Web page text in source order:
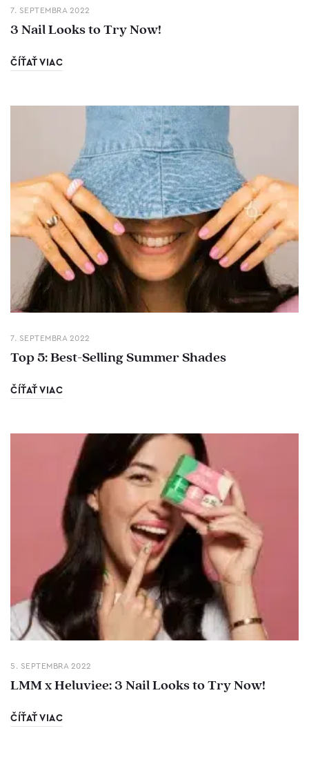
7. SEPTEMBRA 2022
3 Nail Looks to Try Now!
ČÍŤAŤ VIAC
7. SEPTEMBRA 2022
Top 5: Best-Selling Summer Shades
ČÍŤAŤ VIAC
5. SEPTEMBRA 2022
LMM x Heluviee: 3 Nail Looks to Try Now!
ČÍŤAŤ VIAC